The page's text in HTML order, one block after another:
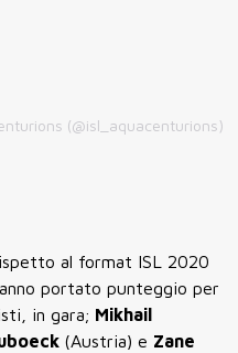
(@isl_aquacenturions)
al format ISL 2020
portato punteggio per
in gara; Mikhail
(Austria) e Zane